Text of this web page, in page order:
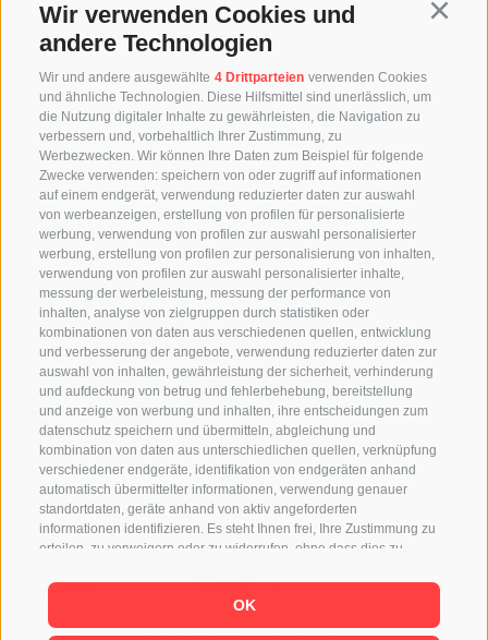
Wir verwenden Cookies und
andere Technologien
Wir und andere ausgewählte 4 Drittparteien verwenden Cookies
und ähnliche Technologien. Diese Hilfsmittel sind unerlässlich, um
die Nutzung digitaler Inhalte zu gewährleisten, die Navigation zu
verbessern und, vorbehaltlich Ihrer Zustimmung, zu
Werbezwecken. Wir können Ihre Daten zum Beispiel für folgende
Zwecke verwenden: speichern von oder zugriff auf informationen
auf einem endgerät, verwendung reduzierter daten zur auswahl
von werbeanzeigen, erstellung von profilen für personalisierte
werbung, verwendung von profilen zur auswahl personalisierter
werbung, erstellung von profilen zur personalisierung von inhalten,
verwendung von profilen zur auswahl personalisierter inhalte,
messung der werbeleistung, messung der performance von
inhalten, analyse von zielgruppen durch statistiken oder
kombinationen von daten aus verschiedenen quellen, entwicklung
und verbesserung der angebote, verwendung reduzierter daten zur
auswahl von inhalten, gewährleistung der sicherheit, verhinderung
und aufdeckung von betrug und fehlerbehebung, bereitstellung
und anzeige von werbung und inhalten, ihre entscheidungen zum
datenschutz speichern und übermitteln, abgleichung und
kombination von daten aus unterschiedlichen quellen, verknüpfung
verschiedener endgeräte, identifikation von endgeräten anhand
automatisch übermittelter informationen, verwendung genauer
standortdaten, geräte anhand von aktiv angeforderten
informationen identifizieren. Es steht Ihnen frei, Ihre Zustimmung zu
erteilen, zu verweigern oder zu widerrufen, ohne dass dies zu
akzeptieren" klicken, erklären Sie sich mit der Verwendung von
Cookies und ähnlichen Tools einverstanden. Verwenden Sie die
Schaltfläche „Einstellungen verwalten", um Ihre Auswahl
OK
Landesbibliothek Dr. Friedrich Teßmann
A.-Diaz-Straße 8 / I-39100 Bozen
info@tessmann.it
+39 0471 471814
Follow us
Verwaltung:
verwaltung@tessmann.it
verwaltung@pec.tessmann.it
Öffnungszeiten:
Montag – Freitag 9.00 – 19.00 Uhr, Samstag 9.00 – 16.00
Uhr
(Juli und August: Samstag 9.00 – 12.30 Uhr)
Partner